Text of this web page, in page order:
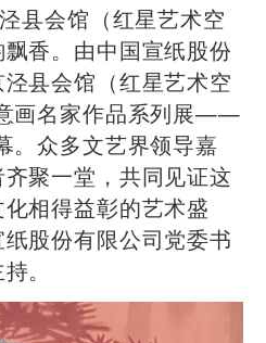
县会馆（红星艺术空
香。由中国宣纸股份
县会馆（红星艺术空
画名家作品系列展——
。众多文艺界领导嘉
聚一堂，共同见证这
相得益彰的艺术盛
股份有限公司党委书
。